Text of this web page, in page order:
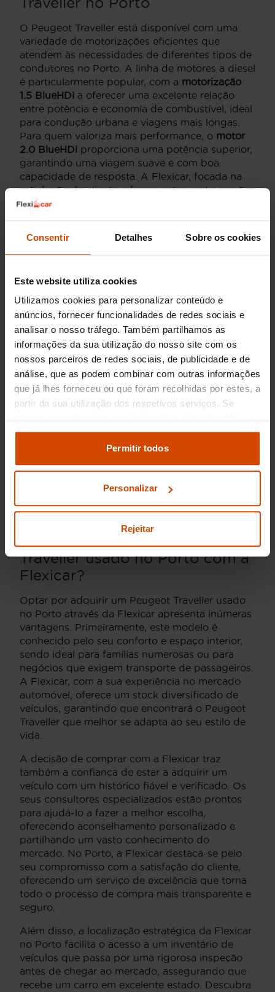
Consentir Detalhes Sobre os cookies
Este website utiliza cookies
Utilizamos cookies para personalizar conteúdo e
anúncios, fornecer funcionalidades de redes sociais e
analisar o nosso tráfego. Também partilhamos as
informações da sua utilização do nosso site com os
nossos parceiros de redes sociais, de publicidade e de
análise, que as podem combinar com outras informações
que já lhes forneceu ou que foram recolhidas por estes, a
partir da sua utilização dos respetivos serviços. Se
Pode modificar as suas opções de consentimento e
definições de cookies
definições e saber mais na nossa
Permitir todos
Personalizar
Rejeitar
O Peugeot Traveller está disponível com uma
variedade de motorizações eficientes que
atendem às necessidades de diferentes tipos de
condutores no Porto. A linha de motores a diesel
é particularmente popular, com a motorização
1.5 BlueHDi a oferecer uma excelente relação
entre potência e economia de combustível, ideal
para condução urbana e viagens mais longas.
Para quem valoriza mais performance, o motor
2.0 BlueHDi proporciona uma potência superior,
garantindo uma viagem suave e com boa
capacidade de resposta. A Flexicar, focada na
satisfação do cliente, oferece estas motorizações
em veículos usados de qualidade e prontos para
inteligente para quem valoriza eficiência e
espaço.
Preço dos Peugeot
Traveller usados no
Porto
Se está à procura de um carro espaçoso e
versátil, o Peugeot Traveller é uma excelente
opção, especialmente para quem reside no
Porto. No mercado de usados, o preço de um
Peugeot Traveller pode variar dependendo do
veículo. Em média, poderá encontrar modelos
usados a partir de25.000€até35.000€. Estas
modelo que se encaixe no seu orçamento e
necessidades específicas.
Traveller usado no Porto com a
Flexicar?
Optar por adquirir um Peugeot Traveller usado
no Porto através da Flexicar apresenta inúmeras
vantagens. Primeiramente, este modelo é
conhecido pelo seu conforto e espaço interior,
sendo ideal para famílias numerosas ou para
negócios que exigem transporte de passageiros.
A Flexicar, com a sua experiência no mercado
automóvel, oferece um stock diversificado de
veículos, garantindo que encontrará o Peugeot
Traveller que melhor se adapta ao seu estilo de
vida.
A decisão de comprar com a Flexicar traz
também a confiança de estar a adquirir um
veículo com um histórico fiável e verificado. Os
seus consultores especializados estão prontos
para ajudá-lo a fazer a melhor escolha,
oferecendo aconselhamento personalizado e
partilhando um vasto conhecimento do
mercado. No Porto, a Flexicar destaca-se pelo
seu compromisso com a satisfação do cliente,
oferecendo um serviço de excelência que torna
todo o processo de compra mais transparente e
seguro.
Além disso, a localização estratégica da Flexicar
no Porto facilita o acesso a um inventário de
veículos que passa por uma rigorosa inspeção
antes de chegar ao mercado, assegurando que
recebe um carro em excelente estado. Descubra